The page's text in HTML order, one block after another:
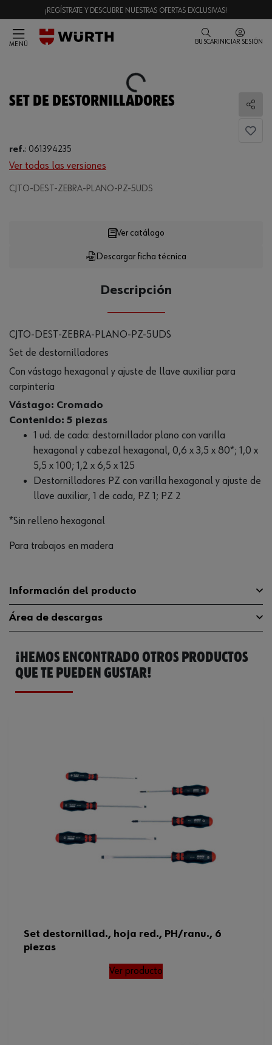
¡REGÍSTRATE Y DESCUBRE NUESTRAS OFERTAS EXCLUSIVAS!
MENÚ BUSCAR INICIAR SESIÓN
Loading...
SET DE DESTORNILLADORES
ref.: 061394235
Ver todas las versiones
CJTO-DEST-ZEBRA-PLANO-PZ-5UDS
Loading...
Descargar ficha técnica
Ver catálogo
Descripción
CJTO-DEST-ZEBRA-PLANO-PZ-5UDS
Set de destornilladores
Con vástago hexagonal y ajuste de llave auxiliar para
carpintería
Vástago: Cromado
Contenido: 5 piezas
1 ud. de cada: destornillador plano con varilla
hexagonal y cabezal hexagonal, 0,6 x 3,5 x 80*; 1,0 x
5,5 x 100; 1,2 x 6,5 x 125
Destornilladores PZ con varilla hexagonal y ajuste de
llave auxiliar, 1 de cada, PZ 1; PZ 2
*Sin relleno hexagonal
Para trabajos en madera
Información del producto
5 Uds
Código del sistema armonizado 82054000000
Área de descargas
Catálogo General 061394235
Ficha Técnica
¡HEMOS ENCONTRADO OTROS PRODUCTOS
QUE TE PUEDEN GUSTAR!
Set destornillad., hoja red., PH/ranu., 6
piezas
Ver producto